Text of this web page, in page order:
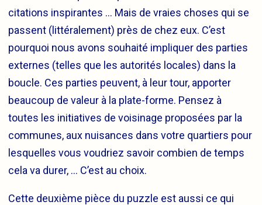
citations inspirantes … Mais de vraies choses qui se
passent (littéralement) près de chez eux. C’est
pourquoi nous avons souhaité impliquer des parties
externes (telles que les autorités locales) dans la
boucle. Ces parties peuvent, à leur tour, apporter
beaucoup de valeur à la plate-forme. Pensez à
toutes les initiatives de voisinage proposées par la
communes, aux nuisances dans votre quartiers pour
lesquelles vous voudriez savoir combien de temps
cela va durer, … C’est au choix.
Cette deuxième pièce du puzzle est aussi ce qui